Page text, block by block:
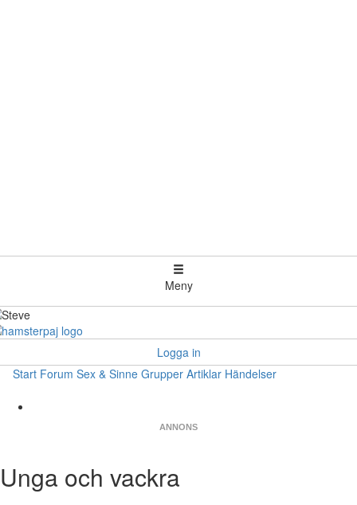
Meny
Logga in
Start Forum Sex & Sinne Grupper Artiklar Händelser
ANNONS
Unga och vackra